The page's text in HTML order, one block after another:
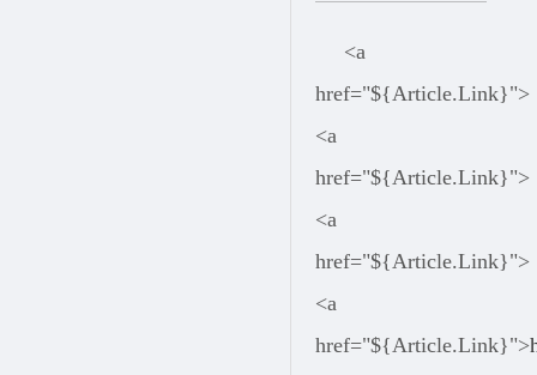
<a
href="${Article.Link}">
<a
href="${Article.Link}">
<a
href="${Article.Link}">
<a
href="${Article.Link}">